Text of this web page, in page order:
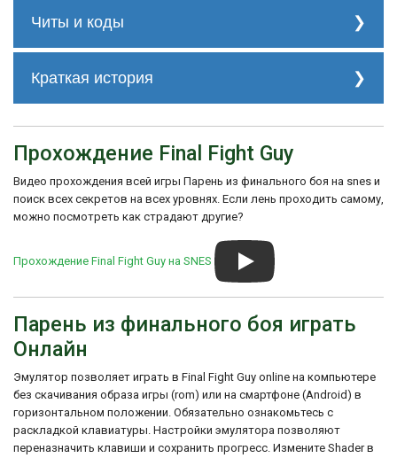
Читы и коды
29A1-0DA1 + DDCF-A4AC Infinite energy, except
(e.g., knife) and special attacks by bad guys
jump attack)
A2C0-A7D0 Stop timer
DDC9-AFD0 Faster timer
DFC8-D4A1 Start with 2 credits
D9C8-D4A1 Start with 6 credits
DBC8-D4A1 Start with 10 credits
Краткая история
специально для американского рынка,
чтобы заменить персонажа Mike Haggar
на персонажа Guy, так как Mike Haggar
уже появился в другой игре Capcom -
Saturday Night Slam Masters.
Эта игра получила положительные
динамичные схватки и атмосферу
уличной борьбы. Игрокам предстоит
сразиться с множеством врагов, пройти
через несколько уровней и победить
боссов, чтобы спасти город от преступной
банды Mad Gear.
Final Fight Guy стала популярной игрой
среди фанатов жанра и истории Capcom,
и до сих пор остается одной из
классических игр для SNES.
Прохождение Final Fight Guy
Видео прохождения всей игры Парень из финального боя на snes и
поиск всех секретов на всех уровнях. Если лень проходить самому,
можно посмотреть как страдают другие?
Прохождение Final Fight Guy на SNES
Парень из финального боя играть
Онлайн
Эмулятор позволяет играть в Final Fight Guy online на компьютере
без скачивания образа игры (rom) или на смартфоне (Android) в
горизонтальном положении. Обязательно ознакомьтесь с
раскладкой клавиатуры. Настройки эмулятора позволяют
переназначить клавиши и сохранить прогресс. Измените Shader в